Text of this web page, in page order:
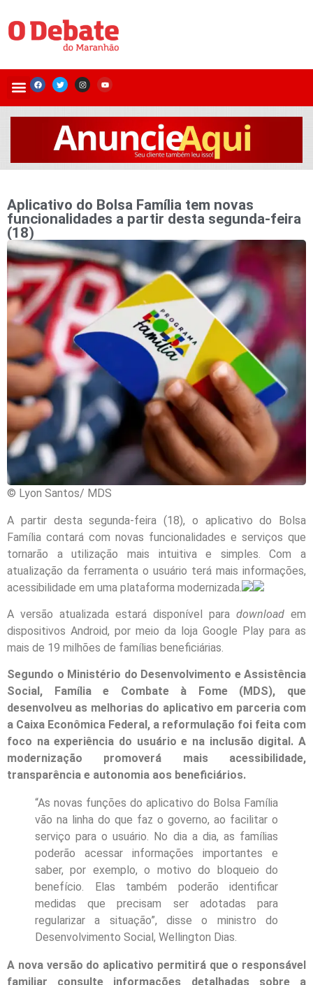
Aplicativo do Bolsa Família tem novas
funcionalidades a partir desta segunda-feira
(18)
© Lyon Santos/ MDS
A partir desta segunda-feira (18), o aplicativo do Bolsa
Família contará com novas funcionalidades e serviços que
tornarão a utilização mais intuitiva e simples. Com a
atualização da ferramenta o usuário terá mais informações,
acessibilidade em uma plataforma modernizada.
A versão atualizada estará disponível para download em
dispositivos Android, por meio da loja Google Play para as
mais de 19 milhões de famílias beneficiárias.
Segundo o Ministério do Desenvolvimento e Assistência
Social, Família e Combate à Fome (MDS), que
desenvolveu as melhorias do aplicativo em parceria com
a Caixa Econômica Federal, a reformulação foi feita com
foco na experiência do usuário e na inclusão digital. A
modernização promoverá mais acessibilidade,
transparência e autonomia aos beneficiários.
“As novas funções do aplicativo do Bolsa Família
vão na linha do que faz o governo, ao facilitar o
serviço para o usuário. No dia a dia, as famílias
poderão acessar informações importantes e
saber, por exemplo, o motivo do bloqueio do
benefício. Elas também poderão identificar
medidas que precisam ser adotadas para
regularizar a situação”, disse o ministro do
Desenvolvimento Social, Wellington Dias.
A nova versão do aplicativo permitirá que o responsável
familiar consulte informações detalhadas sobre a